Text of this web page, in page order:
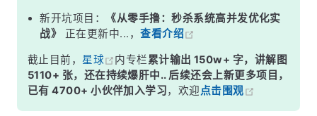
6. 使用聚合函数
示例
7. 分组查询 (GROUP BY)
示例
8. 使用 HAVING 过滤分组后的数据
新开坑项目：
《从零手撸：秒杀系统高并发优化实
战》
正在更新中...，查看介绍
截止目前， 星球 内专栏累计输出 150w+ 字，讲解图
5110+ 张，还在持续爆肝中.. 后续还会上新更多项目，
已有 4700+ 小伙伴加入学习，欢迎点击围观